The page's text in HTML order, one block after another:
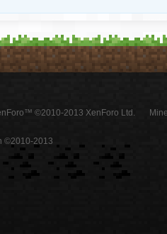
©2010-2013 XenForo Ltd.
©2010-2013